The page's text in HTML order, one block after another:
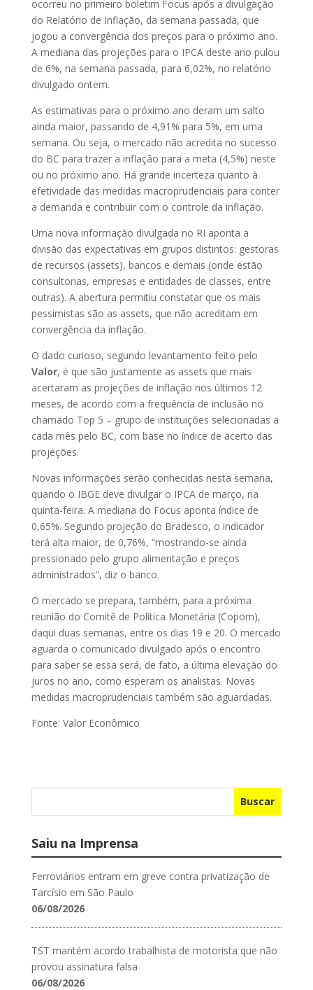
ocorreu no primeiro boletim Focus após a divulgação
do Relatório de Inflação, da semana passada, que
jogou a convergência dos preços para o próximo ano.
A mediana das projeções para o IPCA deste ano pulou
de 6%, na semana passada, para 6,02%, no relatório
divulgado ontem.
As estimativas para o próximo ano deram um salto
ainda maior, passando de 4,91% para 5%, em uma
semana. Ou seja, o mercado não acredita no sucesso
do BC para trazer a inflação para a meta (4,5%) neste
ou no próximo ano. Há grande incerteza quanto à
efetividade das medidas macroprudenciais para conter
a demanda e contribuir com o controle da inflação.
Uma nova informação divulgada no RI aponta a
divisão das expectativas em grupos distintos: gestoras
de recursos (assets), bancos e demais (onde estão
consultorias, empresas e entidades de classes, entre
outras). A abertura permitiu constatar que os mais
pessimistas são as assets, que não acreditam em
convergência da inflação.
O dado curioso, segundo levantamento feito pelo
Valor, é que são justamente as assets que mais
acertaram as projeções de inflação nos últimos 12
meses, de acordo com a frequência de inclusão no
chamado Top 5 – grupo de instituições selecionadas a
cada mês pelo BC, com base no índice de acerto das
projeções.
Novas informações serão conhecidas nesta semana,
quando o IBGE deve divulgar o IPCA de março, na
quinta-feira. A mediana do Focus aponta índice de
0,65%. Segundo projeção do Bradesco, o indicador
terá alta maior, de 0,76%, “mostrando-se ainda
pressionado pelo grupo alimentação e preços
administrados”, diz o banco.
O mercado se prepara, também, para a próxima
reunião do Comitê de Política Monetária (Copom),
daqui duas semanas, entre os dias 19 e 20. O mercado
aguarda o comunicado divulgado após o encontro
para saber se essa será, de fato, a última elevação do
juros no ano, como esperam os analistas. Novas
medidas macroprudenciais também são aguardadas.
Fonte: Valor Econômico
Buscar
Saiu na Imprensa
Ferroviários entram em greve contra privatização de
Tarcísio em São Paulo
06/08/2026
TST mantém acordo trabalhista de motorista que não
provou assinatura falsa
06/08/2026